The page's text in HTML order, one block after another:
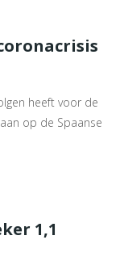
heeft voor de
op de Spaanse
1,1